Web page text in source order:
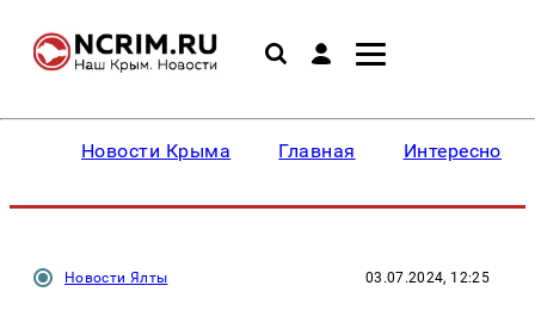
Новости Крыма Главная Интересное
Новости Ялты 03.07.2024, 12:25